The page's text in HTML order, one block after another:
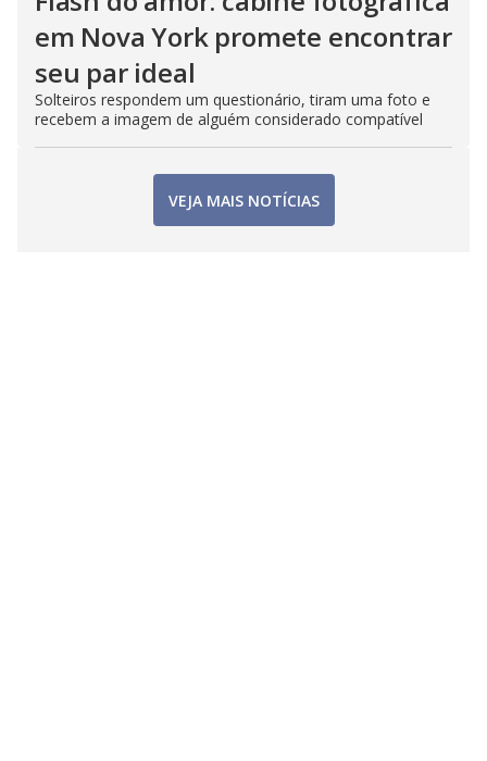
em Nova York promete encontrar
seu par ideal
Solteiros respondem um questionário, tiram uma foto e
recebem a imagem de alguém considerado compatível
VEJA MAIS NOTÍCIAS